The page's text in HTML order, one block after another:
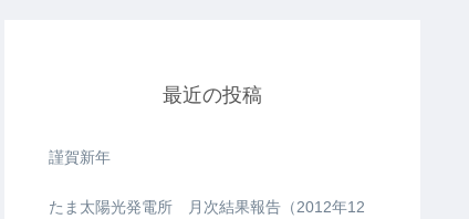
最近の投稿
謹賀新年
たま太陽光発電所 月次結果報告（2012年12